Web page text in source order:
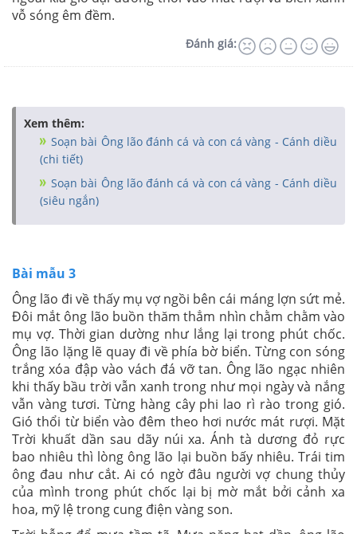
vỗ sóng êm đềm.
Đánh giá:
Xem thêm:
Soạn bài Ông lão đánh cá và con cá vàng - Cánh diều
(chi tiết)
Soạn bài Ông lão đánh cá và con cá vàng - Cánh diều
(siêu ngắn)
Bài mẫu 3
Ông lão đi về thấy mụ vợ ngồi bên cái máng lợn sứt mẻ.
Đôi mắt ông lão buồn thăm thẳm nhìn chằm chằm vào
mụ vợ. Thời gian dường như lắng lại trong phút chốc.
Ông lão lặng lẽ quay đi về phía bờ biển. Từng con sóng
trắng xóa đập vào vách đá vỡ tan. Ông lão ngạc nhiên
khi thấy bầu trời vẫn xanh trong như mọi ngày và nắng
vẫn vàng tươi. Từng hàng cây phi lao rì rào trong gió.
Gió thổi từ biển vào đêm theo hơi nước mát rượi. Mặt
Trời khuất dần sau dãy núi xa. Ánh tà dương đỏ rực
bao nhiêu thì lòng ông lão lại buồn bấy nhiêu. Trái tim
ông đau như cắt. Ai có ngờ đâu người vợ chung thủy
của mình trong phút chốc lại bị mờ mắt bởi cảnh xa
hoa, mỹ lệ trong cung điện vàng son.